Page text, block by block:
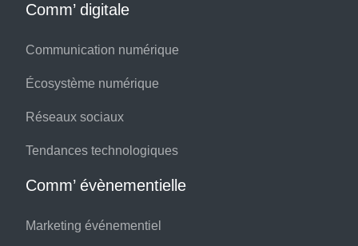
Comm’ digitale
Communication numérique
Écosystème numérique
Réseaux sociaux
Tendances technologiques
Comm’ évènementielle
Marketing événementiel